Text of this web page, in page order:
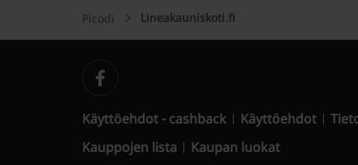
Picodi Lineakauniskoti.fi
Käyttöehdot - cashback Käyttöehdot
Kauppojen lista
Kaupan luokat